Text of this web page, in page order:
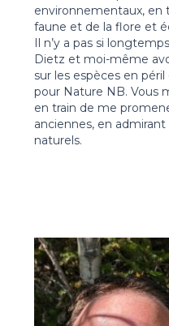
environnementaux, en
faune et de la flore et
Il n’y a pas si
Dietz et moi-même
sur les espèces en
pour Nature NB. Vous
en train de me
anciennes, en
naturels.